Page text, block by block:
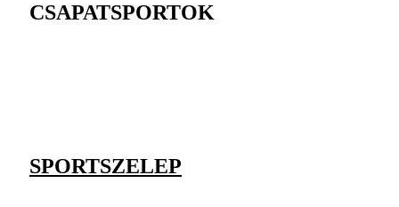
CSAPATSPORTOK
SPORTSZELEP